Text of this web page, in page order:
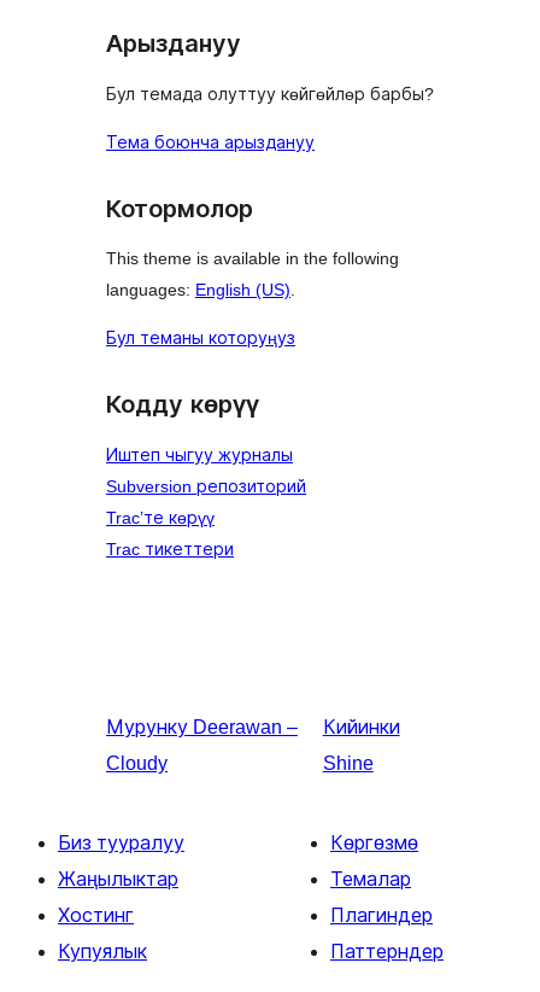
Арыздануу
Бул темада олуттуу көйгөйлөр барбы?
Тема боюнча арыздануу
Котормолор
This theme is available in the following
languages: English (US).
Бул теманы которуңуз
Кодду көрүү
Иштеп чыгуу журналы
Subversion репозиторий
Trac’те көрүү
Trac тикеттери
Мурунку Deerawan –
Cloudy
Кийинки
Shine
Биз тууралуу
Жаңылыктар
Хостинг
Купуялык
Көргөзмө
Темалар
Плагиндер
Паттерндер